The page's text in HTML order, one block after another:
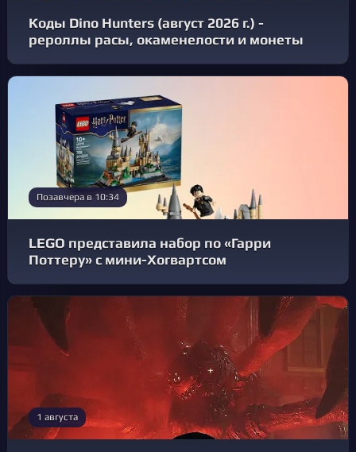
Коды Dino Hunters (август 2026 г.) -
рероллы расы, окаменелости и монеты
Позавчера в 10:34
LEGO представила набор по «Гарри
Поттеру» с мини-Хогвартсом
1 августа